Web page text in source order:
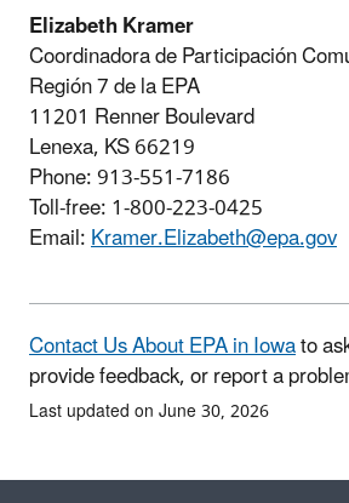
Elizabeth Kramer
Coordinadora de Participación
Región 7 de la EPA
11201 Renner Boulevard
Lenexa, KS 66219
Phone: 913-551-7186
Toll-free: 1-800-223-0425
Email:Kramer.Elizabeth@epa.gov
Contact Us About EPA in Iowato
provide feedback, or report a
Last updated on June 30, 2026